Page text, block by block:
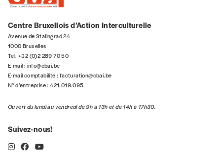
AJOUTER
Offre découverte
offrons les deux derniers numéros publiés.
Je souhaite bénéficier de l’offre
Centre Bruxellois d’Action Interculturelle
Avenue de Stalingrad 24
1000 Bruxelles
Tel. +32 (0)2 289 70 50
E-mail : info@cbai.be
E-mail comptabilité : facturation@cbai.be
N° d’entreprise : 421.019.095
Ouvert du lundi au vendredi de 9h à 13h et de 14h à 17h30.
Suivez-nous!